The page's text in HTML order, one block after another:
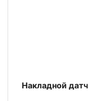
Накладной